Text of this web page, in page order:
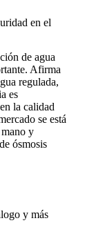
en el
de agua
Afirma
regulada,
es
la calidad
se está
y
ósmosis
y más